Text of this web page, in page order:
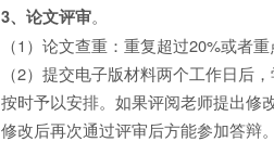
3、论文评审。
（1）论文查重：重复超过20%或者
（2）提交电子版材料两个工作日后
按时予以安排。如果评阅老师提出修
修改后再次通过评审后方能参加答